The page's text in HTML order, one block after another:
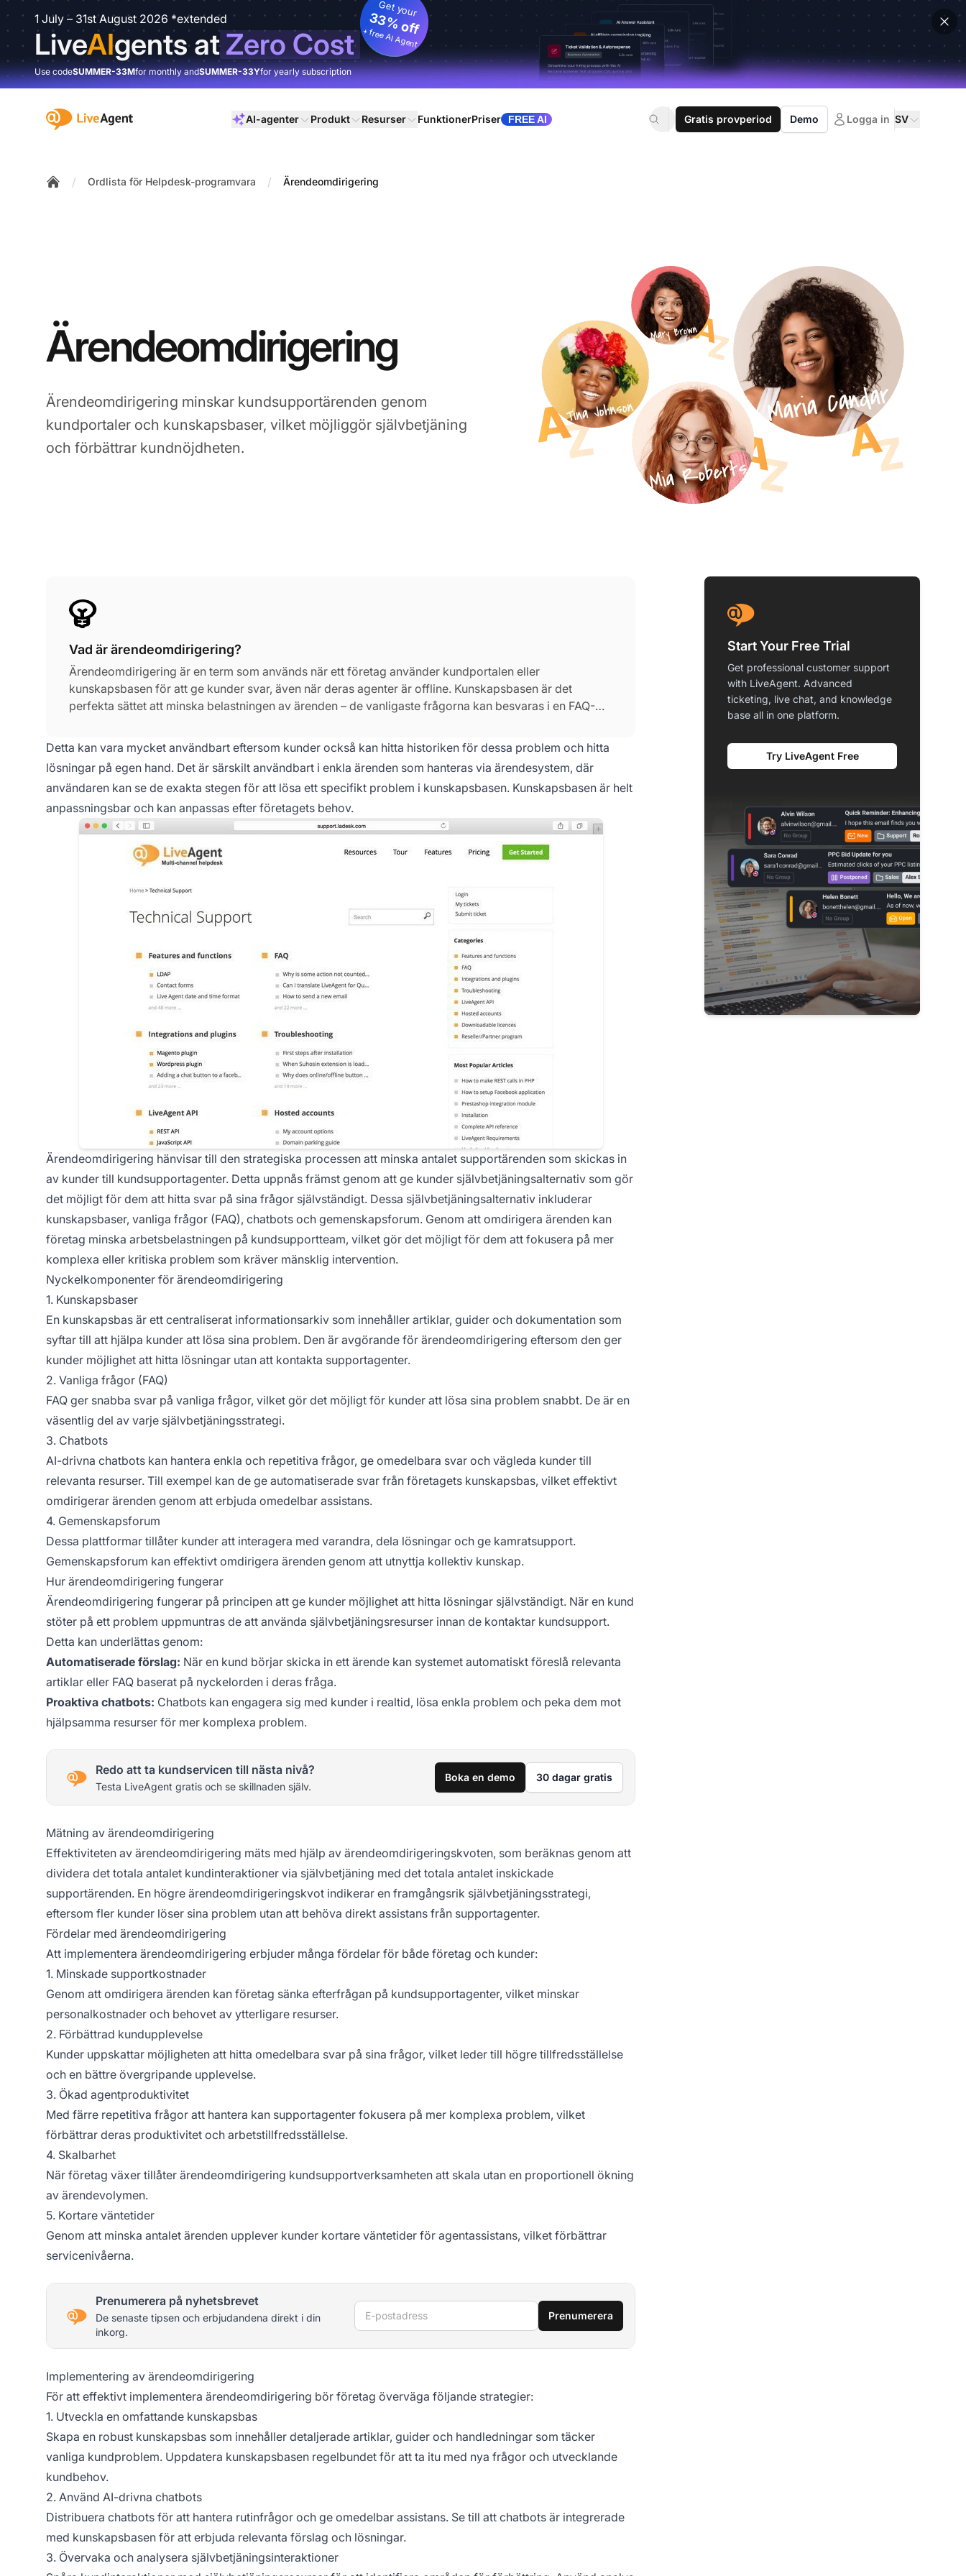
1 July – 31st August 2026 *extended
LiveAIgents atZero Cost
Get your
33% off
+ free AI Agent
Use codeSUMMER-33Mfor monthly andSUMMER-33Yfor yearly subscription
:site.title AI-agenter Produkt Resurser FunktionerPriser FREE AI Gratis provperiod Demo Logga in SV
/ Ordlista för Helpdesk-programvara / Ärendeomdirigering
Ärendeomdirigering
Ärendeomdirigering minskar kundsupportärenden genom
kundportaler och kunskapsbaser, vilket möjliggör självbetjäning
och förbättrar kundnöjdheten.
Vad är ärendeomdirigering?
Ärendeomdirigering är en term som används när ett företag använder kundportalen eller
kunskapsbasen för att ge kunder svar, även när deras agenter är offline. Kunskapsbasen är det
perfekta sättet att minska belastningen av ärenden – de vanligaste frågorna kan besvaras i en FAQ-
Detta kan vara mycket användbart eftersom kunder också kan hitta historiken för dessa problem och hitta
lösningar på egen hand. Det är särskilt användbart i enkla ärenden som hanteras via ärendesystem, där
användaren kan se de exakta stegen för att lösa ett specifikt problem i kunskapsbasen. Kunskapsbasen är helt
anpassningsbar och kan anpassas efter företagets behov.
Ärendeomdirigering hänvisar till den strategiska processen att minska antalet supportärenden som skickas in
av kunder till kundsupportagenter. Detta uppnås främst genom att ge kunder självbetjäningsalternativ som gör
det möjligt för dem att hitta svar på sina frågor självständigt. Dessa självbetjäningsalternativ inkluderar
kunskapsbaser, vanliga frågor (FAQ), chatbots och gemenskapsforum. Genom att omdirigera ärenden kan
företag minska arbetsbelastningen på kundsupportteam, vilket gör det möjligt för dem att fokusera på mer
komplexa eller kritiska problem som kräver mänsklig intervention.
Nyckelkomponenter för ärendeomdirigering
1. Kunskapsbaser
En kunskapsbas är ett centraliserat informationsarkiv som innehåller artiklar, guider och dokumentation som
syftar till att hjälpa kunder att lösa sina problem. Den är avgörande för ärendeomdirigering eftersom den ger
kunder möjlighet att hitta lösningar utan att kontakta supportagenter.
2. Vanliga frågor (FAQ)
FAQ ger snabba svar på vanliga frågor, vilket gör det möjligt för kunder att lösa sina problem snabbt. De är en
väsentlig del av varje självbetjäningsstrategi.
3. Chatbots
AI-drivna chatbots kan hantera enkla och repetitiva frågor, ge omedelbara svar och vägleda kunder till
relevanta resurser. Till exempel kan de ge automatiserade svar från företagets kunskapsbas, vilket effektivt
omdirigerar ärenden genom att erbjuda omedelbar assistans.
4. Gemenskapsforum
Dessa plattformar tillåter kunder att interagera med varandra, dela lösningar och ge kamratsupport.
Gemenskapsforum kan effektivt omdirigera ärenden genom att utnyttja kollektiv kunskap.
Hur ärendeomdirigering fungerar
Ärendeomdirigering fungerar på principen att ge kunder möjlighet att hitta lösningar självständigt. När en kund
stöter på ett problem uppmuntras de att använda självbetjäningsresurser innan de kontaktar kundsupport.
Detta kan underlättas genom:
Automatiserade förslag: När en kund börjar skicka in ett ärende kan systemet automatiskt föreslå relevanta
artiklar eller FAQ baserat på nyckelorden i deras fråga.
Proaktiva chatbots: Chatbots kan engagera sig med kunder i realtid, lösa enkla problem och peka dem mot
hjälpsamma resurser för mer komplexa problem.
Redo att ta kundservicen till nästa nivå?
Testa LiveAgent gratis och se skillnaden själv.
Boka en demo 30 dagar gratis
Mätning av ärendeomdirigering
Effektiviteten av ärendeomdirigering mäts med hjälp av ärendeomdirigeringskvoten, som beräknas genom att
dividera det totala antalet kundinteraktioner via självbetjäning med det totala antalet inskickade
supportärenden. En högre ärendeomdirigeringskvot indikerar en framgångsrik självbetjäningsstrategi,
eftersom fler kunder löser sina problem utan att behöva direkt assistans från supportagenter.
Fördelar med ärendeomdirigering
Att implementera ärendeomdirigering erbjuder många fördelar för både företag och kunder:
1. Minskade supportkostnader
Genom att omdirigera ärenden kan företag sänka efterfrågan på kundsupportagenter, vilket minskar
personalkostnader och behovet av ytterligare resurser.
2. Förbättrad kundupplevelse
Kunder uppskattar möjligheten att hitta omedelbara svar på sina frågor, vilket leder till högre tillfredsställelse
och en bättre övergripande upplevelse.
3. Ökad agentproduktivitet
Med färre repetitiva frågor att hantera kan supportagenter fokusera på mer komplexa problem, vilket
förbättrar deras produktivitet och arbetstillfredsställelse.
4. Skalbarhet
När företag växer tillåter ärendeomdirigering kundsupportverksamheten att skala utan en proportionell ökning
av ärendevolymen.
5. Kortare väntetider
Genom att minska antalet ärenden upplever kunder kortare väntetider för agentassistans, vilket förbättrar
servicenivåerna.
Prenumerera på nyhetsbrevet
De senaste tipsen och erbjudandena direkt i din
inkorg.
E-postadress Prenumerera
Implementering av ärendeomdirigering
För att effektivt implementera ärendeomdirigering bör företag överväga följande strategier:
1. Utveckla en omfattande kunskapsbas
Skapa en robust kunskapsbas som innehåller detaljerade artiklar, guider och handledningar som täcker
vanliga kundproblem. Uppdatera kunskapsbasen regelbundet för att ta itu med nya frågor och utvecklande
kundbehov.
2. Använd AI-drivna chatbots
Distribuera chatbots för att hantera rutinfrågor och ge omedelbar assistans. Se till att chatbots är integrerade
med kunskapsbasen för att erbjuda relevanta förslag och lösningar.
3. Övervaka och analysera självbetjäningsinteraktioner
Start Your Free Trial
Get professional customer support
with LiveAgent. Advanced
ticketing, live chat, and knowledge
base all in one platform.
Try LiveAgent Free